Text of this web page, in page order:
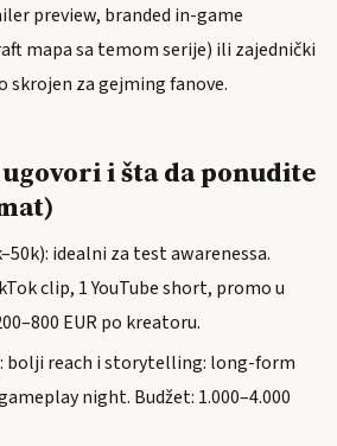
preview, branded in-game
mapa sa temom serije) ili zajednički
skrojen za gejming fanove.
i šta da ponudite
idealni za test awarenessa.
clip, 1 YouTube short, promo u
EUR po kreatoru.
bolji reach i storytelling: long-form
night. Budžet: 1.000–4.000